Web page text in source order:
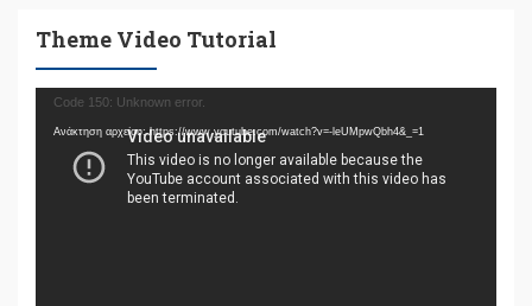
Theme Video Tutorial
Πρόγραμμα
Αναπαραγωγής
Βίντεο
Code 150: Unknown error.
Ανάκτηση αρχείου: https://www.youtube.com/watch?v=-leUMpwQbh4&_=1